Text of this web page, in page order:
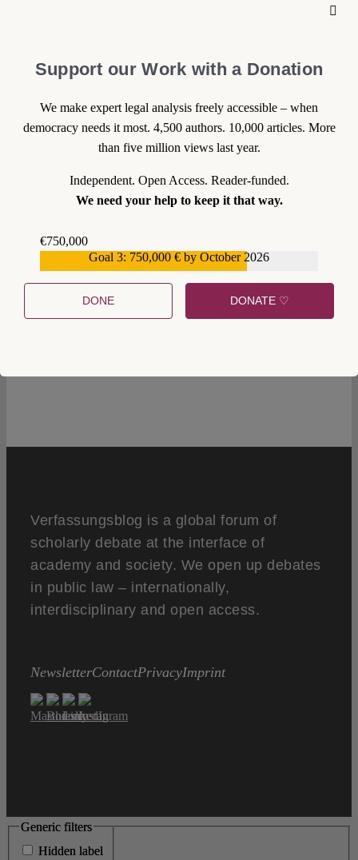
Verfassungsblog is a global forum of
scholarly debate at the interface of
academy and society. We open up debates
in public law – internationally,
interdisciplinary and open access.
NewsletterContactPrivacyImprint
Support our Work with a Donation
We make expert legal analysis freely accessible – when
democracy needs it most. 4,500 authors. 10,000 articles. More
than five million views last year.
Independent. Open Access. Reader-funded.
We need your help to keep it that way.
€750,000
Goal 3: 750,000 € by October 2026
DONE DONATE ♡
Generic filters
Hidden label
Generic filters
Hidden label